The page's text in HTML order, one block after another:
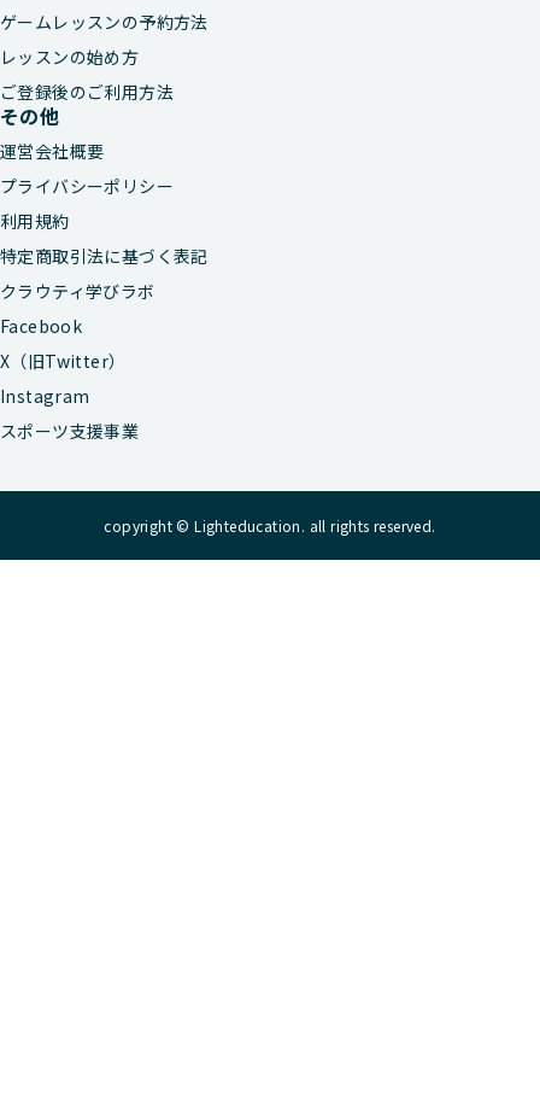
ゲームレッスンの予約方法
レッスンの始め方
ご登録後のご利用方法
その他
運営会社概要
プライバシーポリシー
利用規約
特定商取引法に基づく表記
クラウティ学びラボ
Facebook
X（旧Twitter）
Instagram
スポーツ支援事業
copyright © Lighteducation. all rights reserved.